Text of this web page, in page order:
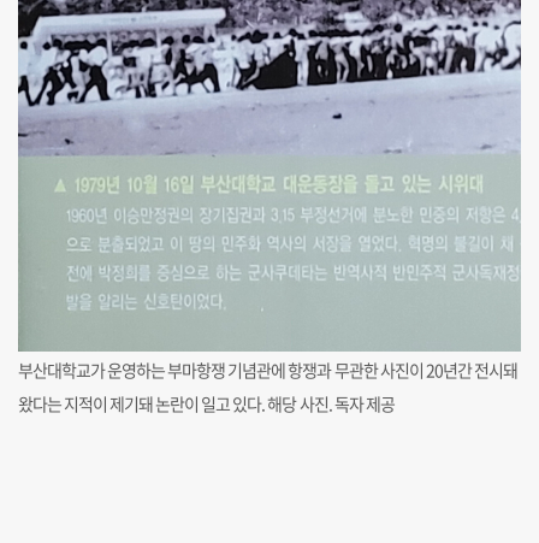
부산대학교가 운영하는 부마항쟁 기념관에 항쟁과 무관한 사진이 20년간 전시돼
왔다는 지적이 제기돼 논란이 일고 있다. 해당 사진. 독자 제공